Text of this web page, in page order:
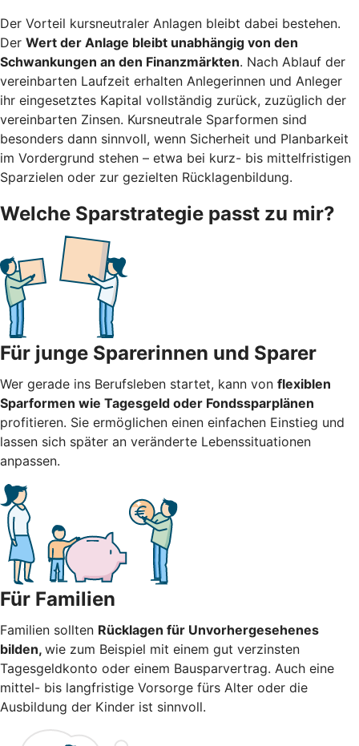
Der Vorteil kursneutraler Anlagen bleibt dabei bestehen.
Der Wert der Anlage bleibt unabhängig von den
Schwankungen an den Finanzmärkten. Nach Ablauf der
vereinbarten Laufzeit erhalten Anlegerinnen und Anleger
ihr eingesetztes Kapital vollständig zurück, zuzüglich der
vereinbarten Zinsen. Kursneutrale Sparformen sind
besonders dann sinnvoll, wenn Sicherheit und Planbarkeit
im Vordergrund stehen – etwa bei kurz- bis mittelfristigen
Sparzielen oder zur gezielten Rücklagenbildung.
Welche Sparstrategie passt zu mir?
Für junge Sparerinnen und Sparer
Wer gerade ins Berufsleben startet, kann von flexiblen
Sparformen wie Tagesgeld oder Fondssparplänen
profitieren. Sie ermöglichen einen einfachen Einstieg und
lassen sich später an veränderte Lebenssituationen
anpassen.
Für Familien
Familien sollten Rücklagen für Unvorhergesehenes
bilden, wie zum Beispiel mit einem gut verzinsten
Tagesgeldkonto oder einem Bausparvertrag. Auch eine
mittel- bis langfristige Vorsorge fürs Alter oder die
Ausbildung der Kinder ist sinnvoll.